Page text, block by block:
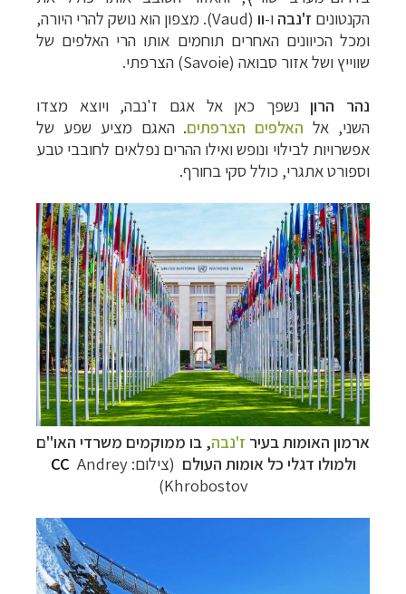
הקנטונים ז'נבה ו-וו (
Vaud). מצפון הוא נושק להרי היורה,
ומכל הכיוונים האחרים תוחמים אותו הרי האלפים של
שווייץ ושל אזור סבואה (Savoie) הצרפתי.
נהר הרוןנשפך כאן אל אגם ז'נבה, ויוצא מצדו
השני, אל האלפים הצרפתים. האגם מציע שפע של
אפשרויות לבילוי ונופש ואילו ההרים נפלאים לחובבי טבע
וספורט אתגרי, כולל סקי בחורף.
ארמון האומות בעיר ז'נבה, בו ממוקמים משרדי האו"ם
ולמולו דגלי כל אומות העולם (צילום: CC Andrey
Khrobostov
)